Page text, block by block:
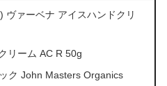
ヴァーベナ アイスハンドクリ
リーム AC R 50g
ク John Masters Organics